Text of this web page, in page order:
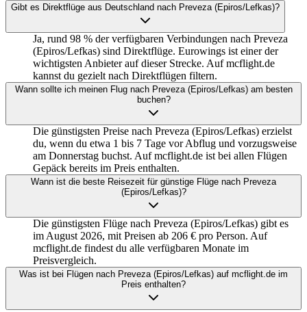
Gibt es Direktflüge aus Deutschland nach Preveza (Epiros/Lefkas)?
Ja, rund 98 % der verfügbaren Verbindungen nach Preveza
(Epiros/Lefkas) sind Direktflüge. Eurowings ist einer der
wichtigsten Anbieter auf dieser Strecke. Auf mcflight.de
kannst du gezielt nach Direktflügen filtern.
Wann sollte ich meinen Flug nach Preveza (Epiros/Lefkas) am besten
buchen?
Die günstigsten Preise nach Preveza (Epiros/Lefkas) erzielst
du, wenn du etwa 1 bis 7 Tage vor Abflug und vorzugsweise
am Donnerstag buchst. Auf mcflight.de ist bei allen Flügen
Gepäck bereits im Preis enthalten.
Wann ist die beste Reisezeit für günstige Flüge nach Preveza
(Epiros/Lefkas)?
Die günstigsten Flüge nach Preveza (Epiros/Lefkas) gibt es
im August 2026, mit Preisen ab 206 € pro Person. Auf
mcflight.de findest du alle verfügbaren Monate im
Preisvergleich.
Was ist bei Flügen nach Preveza (Epiros/Lefkas) auf mcflight.de im
Preis enthalten?